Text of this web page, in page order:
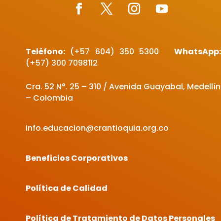
Teléfono: (+57 604) 350 5300
WhatsApp:
(+57) 300 7098112
Cra. 52 N°. 25 – 310 / Avenida Guayabal, Medellín
– Colombia
info.educacion@crantioquia.org.co
Beneficios Corporativos
Política de Calidad
Política de Tratamiento de Datos Personales